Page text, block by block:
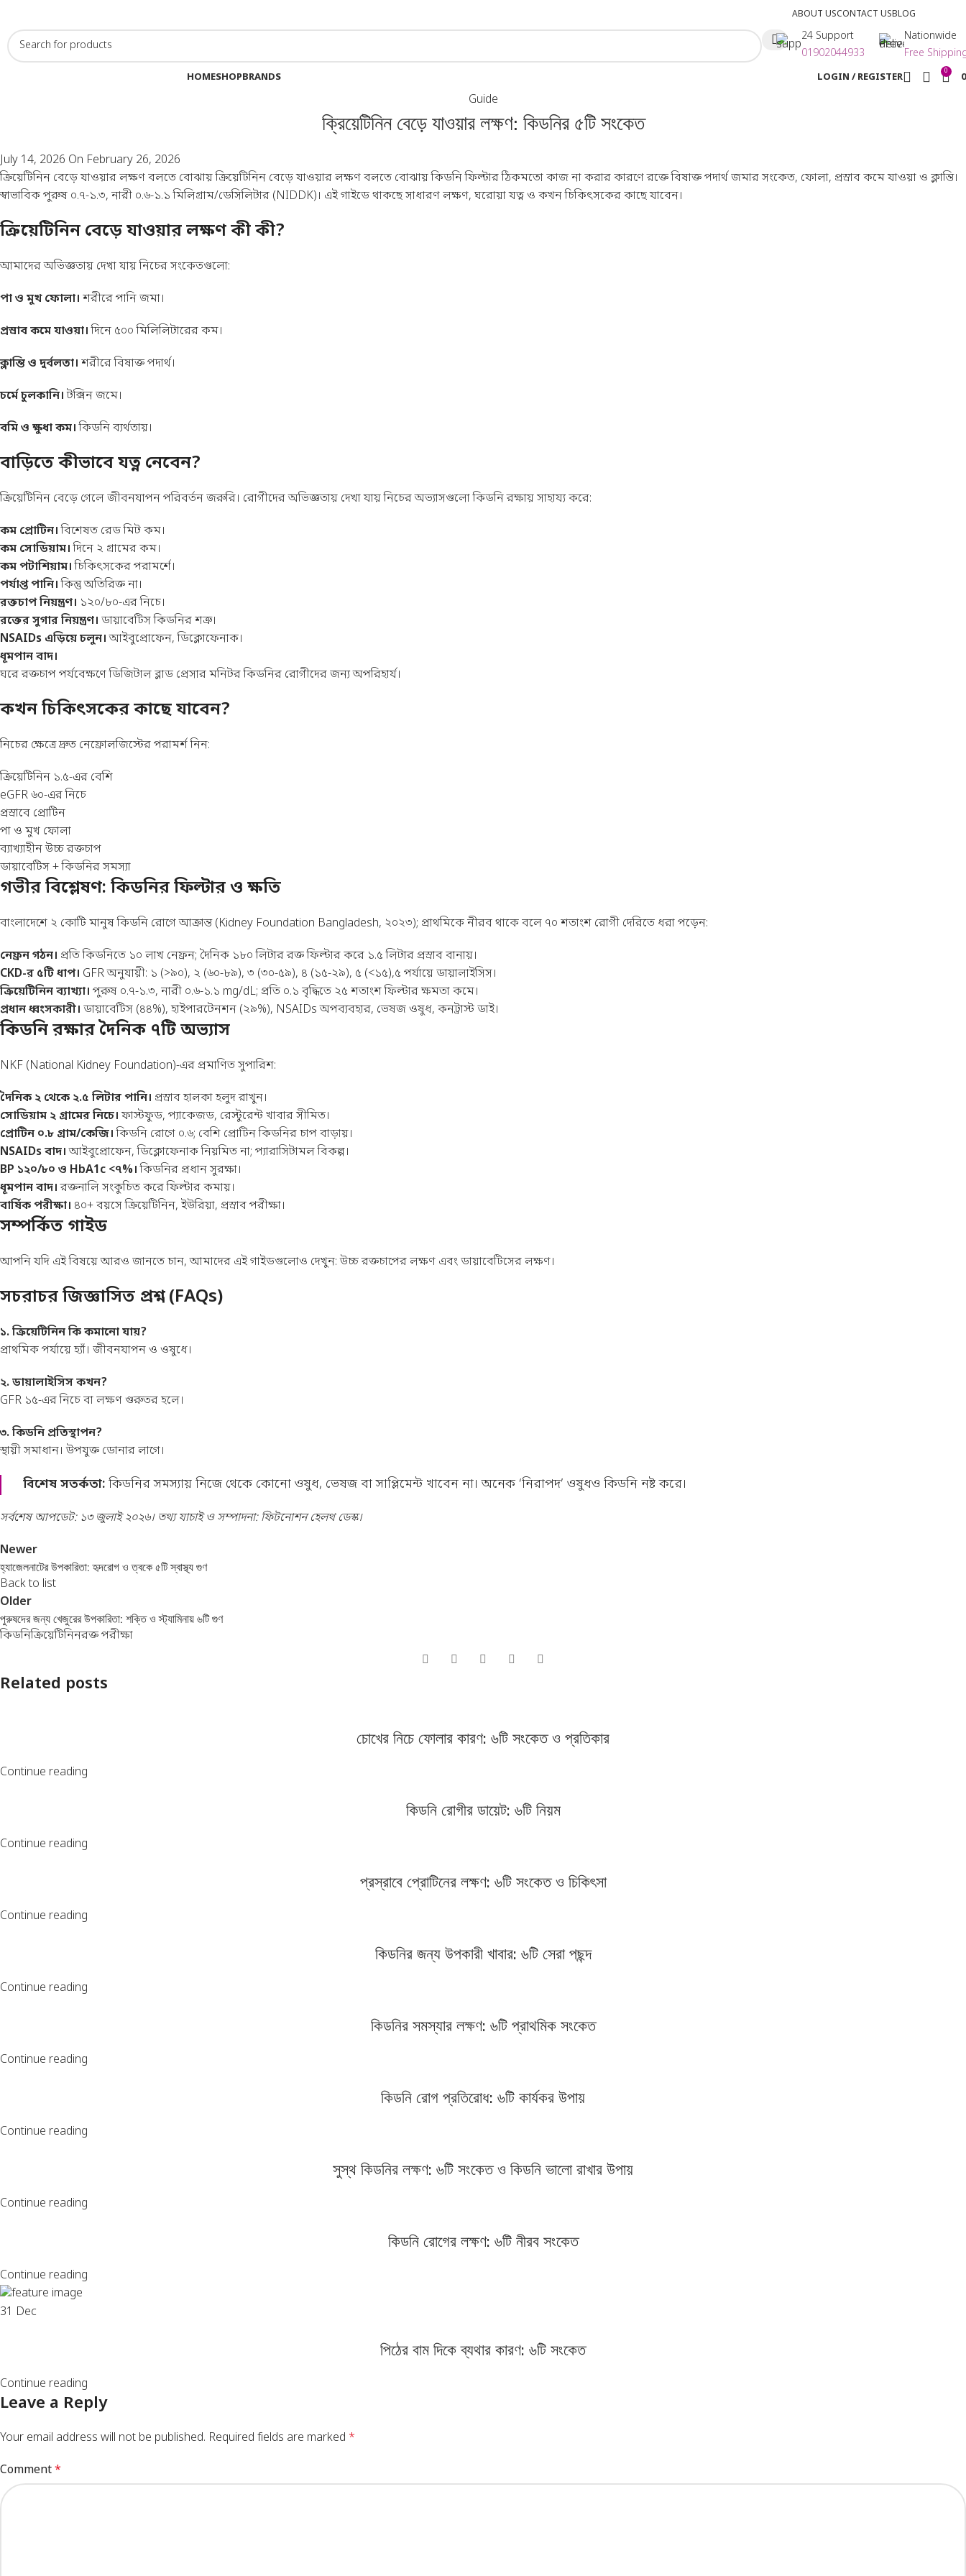
ABOUT USCONTACT USBLOG
24 Support
01902044933
Nationwide
Free
HOMESHOPBRANDS LOGIN / REGISTER 0 0
Guide
ক্রিয়েটিনিন বেড়ে যাওয়ার লক্ষণ: কিডনির ৫টি সংকেত
July 14, 2026 On February 26, 2026
ক্রিয়েটিনিন বেড়ে যাওয়ার লক্ষণ বলতে বোঝায় ক্রিয়েটিনিন বেড়ে যাওয়ার লক্ষণ বলতে বোঝায় কিডনি ফিল্টার ঠিকমতো কাজ না করার কারণে রক্তে বিষাক্ত পদার্থ জমার সংকেত, ফোলা, প্রস্রাব কমে যাওয়া ও ক্লান্তি।
স্বাভাবিক পুরুষ ০.৭-১.৩, নারী ০.৬-১.১ মিলিগ্রাম/ডেসিলিটার (NIDDK)। এই গাইডে থাকছে সাধারণ লক্ষণ, ঘরোয়া যত্ন ও কখন চিকিৎসকের কাছে যাবেন।
ক্রিয়েটিনিন বেড়ে যাওয়ার লক্ষণ কী কী?
আমাদের অভিজ্ঞতায় দেখা যায় নিচের সংকেতগুলো:
পা ও মুখ ফোলা। শরীরে পানি জমা।
প্রস্রাব কমে যাওয়া।দিনে ৫০০ মিলিলিটারের কম।
ক্লান্তি ও দুর্বলতা। শরীরে বিষাক্ত পদার্থ।
চর্মে চুলকানি।টক্সিন জমে।
বমি ও ক্ষুধা কম।কিডনি ব্যর্থতায়।
বাড়িতে কীভাবে যত্ন নেবেন?
ক্রিয়েটিনিন বেড়ে গেলে জীবনযাপন পরিবর্তন জরুরি। রোগীদের অভিজ্ঞতায় দেখা যায় নিচের অভ্যাসগুলো কিডনি রক্ষায় সাহায্য করে:
কম প্রোটিন।বিশেষত রেড মিট কম।
কম সোডিয়াম।দিনে ২ গ্রামের কম।
কম পটাশিয়াম।চিকিৎসকের পরামর্শে।
পর্যাপ্ত পানি।কিন্তু অতিরিক্ত না।
রক্তচাপ নিয়ন্ত্রণ। ১২০/৮০-এর নিচে।
রক্তের সুগার নিয়ন্ত্রণ। ডায়াবেটিস কিডনির শত্রু।
NSAIDs এড়িয়ে চলুন।আইবুপ্রোফেন, ডিক্লোফেনাক।
ধূমপান বাদ।
ঘরে রক্তচাপ পর্যবেক্ষণেডিজিটাল ব্লাড প্রেসার মনিটরকিডনির রোগীদের জন্য অপরিহার্য।
কখন চিকিৎসকের কাছে যাবেন?
নিচের ক্ষেত্রে দ্রুত নেফ্রোলজিস্টের পরামর্শ নিন:
ক্রিয়েটিনিন ১.৫-এর বেশি
eGFR ৬০-এর নিচে
প্রস্রাবে প্রোটিন
পা ও মুখ ফোলা
ব্যাখ্যাহীন উচ্চ রক্তচাপ
ডায়াবেটিস + কিডনির সমস্যা
গভীর বিশ্লেষণ: কিডনির ফিল্টার ও ক্ষতি
বাংলাদেশে ২ কোটি মানুষ কিডনি রোগে আক্রান্ত (Kidney Foundation Bangladesh, ২০২৩); প্রাথমিকে নীরব থাকে বলে ৭০ শতাংশ রোগী দেরিতে ধরা পড়েন:
নেফ্রন গঠন। প্রতি কিডনিতে ১০ লাখ নেফ্রন; দৈনিক ১৮০ লিটার রক্ত ফিল্টার করে ১.৫ লিটার প্রস্রাব বানায়।
CKD-র ৫টি ধাপ। GFR অনুযায়ী: ১ (>৯০), ২ (৬০-৮৯), ৩ (৩০-৫৯), ৪ (১৫-২৯), ৫ (<১৫),৫ পর্যায়ে ডায়ালাইসিস।
ক্রিয়েটিনিন ব্যাখ্যা। পুরুষ ০.৭-১.৩, নারী ০.৬-১.১ mg/dL; প্রতি ০.১ বৃদ্ধিতে ২৫ শতাংশ ফিল্টার ক্ষমতা কমে।
প্রধান ধ্বংসকারী। ডায়াবেটিস (৪৪%), হাইপারটেনশন (২৯%), NSAIDs অপব্যবহার, ভেষজ ওষুধ, কনট্রাস্ট ডাই।
কিডনি রক্ষার দৈনিক ৭টি অভ্যাস
NKF (National Kidney Foundation)-এর প্রমাণিত সুপারিশ:
দৈনিক ২ থেকে ২.৫ লিটার পানি। প্রস্রাব হালকা হলুদ রাখুন।
সোডিয়াম ২ গ্রামের নিচে।ফাস্টফুড, প্যাকেজড, রেস্টুরেন্ট খাবার সীমিত।
প্রোটিন ০.৮ গ্রাম/কেজি।কিডনি রোগে ০.৬; বেশি প্রোটিন কিডনির চাপ বাড়ায়।
NSAIDs বাদ।আইবুপ্রোফেন, ডিক্লোফেনাক নিয়মিত না; প্যারাসিটামল বিকল্প।
BP ১২০/৮০ ও HbA1c <৭%।কিডনির প্রধান সুরক্ষা।
ধূমপান বাদ।রক্তনালি সংকুচিত করে ফিল্টার কমায়।
বার্ষিক পরীক্ষা। ৪০+ বয়সে ক্রিয়েটিনিন, ইউরিয়া, প্রস্রাব পরীক্ষা।
সম্পর্কিত গাইড
আপনি যদি এই বিষয়ে আরও জানতে চান, আমাদের এই গাইডগুলোও দেখুন:উচ্চ রক্তচাপের লক্ষণ এবংডায়াবেটিসের লক্ষণ।
সচরাচর জিজ্ঞাসিত প্রশ্ন (FAQs)
১. ক্রিয়েটিনিন কি কমানো যায়?
প্রাথমিক পর্যায়ে হ্যাঁ। জীবনযাপন ও ওষুধে।
২. ডায়ালাইসিস কখন?
GFR ১৫-এর নিচে বা লক্ষণ গুরুতর হলে।
৩. কিডনি প্রতিস্থাপন?
স্থায়ী সমাধান। উপযুক্ত ডোনার লাগে।
বিশেষ সতর্কতা: কিডনির সমস্যায় নিজে থেকে কোনো ওষুধ, ভেষজ বা সাপ্লিমেন্ট খাবেন না। অনেক ‘নিরাপদ’ ওষুধও কিডনি নষ্ট করে।
সর্বশেষ আপডেট: ১৩ জুলাই ২০২৬। তথ্য যাচাই ও সম্পাদনা: ফিটনোশন হেলথ ডেস্ক।
Newer
হ্যাজেলনাটের উপকারিতা: হৃদরোগ ও ত্বকে ৫টি স্বাস্থ্য গুণ
Back to list
Older
পুরুষদের জন্য খেজুরের উপকারিতা: শক্তি ও স্ট্যামিনায় ৬টি গুণ
কিডনিক্রিয়েটিনিনরক্ত পরীক্ষা
Related posts
চোখের নিচে ফোলার কারণ: ৬টি সংকেত ও প্রতিকার
Continue reading
কিডনি রোগীর ডায়েট: ৬টি নিয়ম
Continue reading
প্রস্রাবে প্রোটিনের লক্ষণ: ৬টি সংকেত ও চিকিৎসা
Continue reading
কিডনির জন্য উপকারী খাবার: ৬টি সেরা পছন্দ
Continue reading
কিডনির সমস্যার লক্ষণ: ৬টি প্রাথমিক সংকেত
Continue reading
কিডনি রোগ প্রতিরোধ: ৬টি কার্যকর উপায়
Continue reading
সুস্থ কিডনির লক্ষণ: ৬টি সংকেত ও কিডনি ভালো রাখার উপায়
Continue reading
কিডনি রোগের লক্ষণ: ৬টি নীরব সংকেত
Continue reading
31 Dec
পিঠের বাম দিকে ব্যথার কারণ: ৬টি সংকেত
Continue reading
Leave a Reply
Your email address will not be published. Required fields are marked *
Comment*